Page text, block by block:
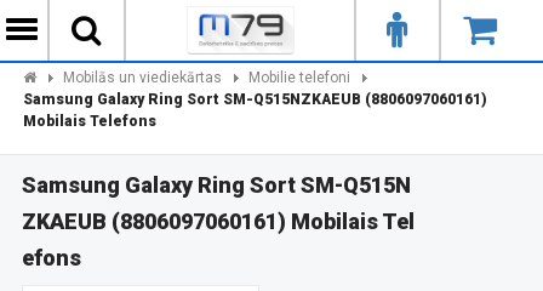
Mobilās un viediekārtas
Mobilie telefoni
Samsung Galaxy Ring Sort SM-Q515NZKAEUB (8806097060161)
Mobilais Telefons
Samsung Galaxy Ring Sort SM-Q515N
ZKAEUB (8806097060161) Mobilais Tel
efons